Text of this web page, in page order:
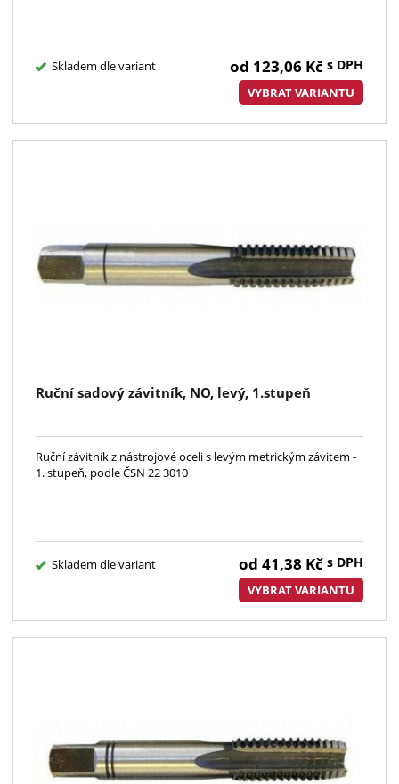
Skladem dle variant od 123,06 Kč s DPH
VYBRAT VARIANTU
Ruční sadový závitník, NO, levý, 1.stupeň
Ruční závitník z nástrojové oceli s levým metrickým závitem -
1. stupeň, podle ČSN 22 3010
Skladem dle variant od 41,38 Kč s DPH
VYBRAT VARIANTU